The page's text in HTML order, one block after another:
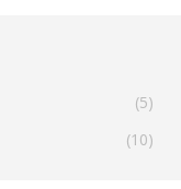
(5)
(10)